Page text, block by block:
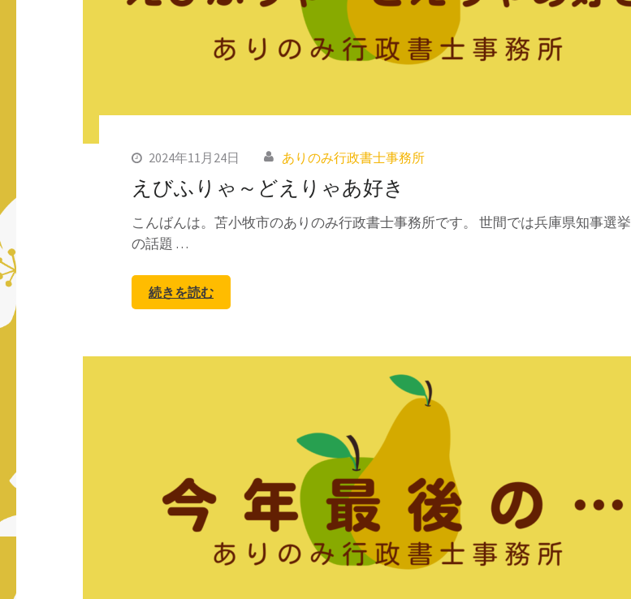
2024年11月24日 ありのみ行政書士事務所
えびふりゃ～どえりゃあ好き
こんばんは。苫小牧市のありのみ行政書士事務所です。 世間では兵庫県知事選挙
の話題 …
続きを読む